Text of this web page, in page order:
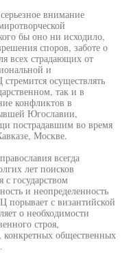
внимание
бы оно ни исходило,
споров, заботе о
всех страдающих от
и
осуществлять
так и в
конфликтов в
Югославии,
пострадавшим во время
Москве.
всегда
лет поисков
государством
и неопределенность
с византийской
о необходимости
строя,
общественных